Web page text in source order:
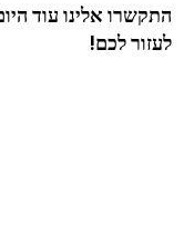
התקשרו אלינו עוד
לעזור לכם!